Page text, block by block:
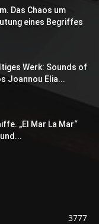
Das Chaos um
eines Begriffes
Werk: Sounds of
Joannou Elia...
„El Mar La Mar“
3777